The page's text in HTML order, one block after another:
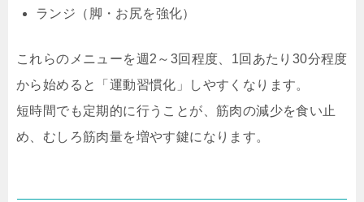
ランジ（脚・お尻を強化）
これらのメニューを週2～3回程度、1回あたり30分程度
から始めると「運動習慣化」しやすくなります。
短時間でも定期的に行うことが、筋肉の減少を食い止
め、むしろ筋肉量を増やす鍵になります。